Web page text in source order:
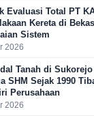
Evaluasi Total PT
Kereta di
Sistem
2026
Tanah di
SHM Sejak 1990
Perusahaan
2026